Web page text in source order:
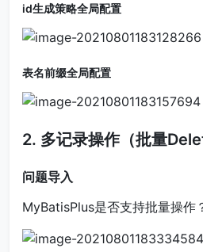
id生成策略全局配置
表名前缀全局配置
2. 多记录操作（批量
问题导入
MyBatisPlus是否支持批量操作